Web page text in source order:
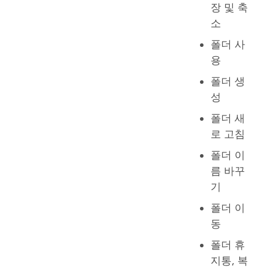
장 및 축
소
폴더 사
용
폴더 생
성
폴더 새
로 고침
폴더 이
름 바꾸
기
폴더 이
동
폴더 휴
지통, 복